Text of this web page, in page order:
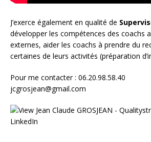
J’exerce également en qualité de
développer les compétences des coachs
externes, aider les coachs à prendre du
certaines de leurs activités (préparation
Pour me contacter : 06.20.98.58.40
jcgrosjean@gmail.com